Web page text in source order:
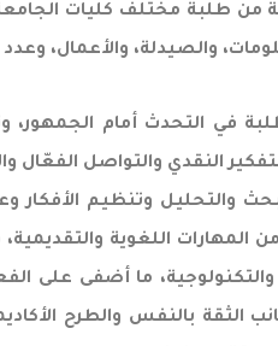
والصيدلة، والأعمال،
في التحدث أمام
النقدي والتواصل
والتحليل وتنظيم الأفكار
اللغوية
والتكنولوجية، ما أضفى على
الثقة بالنفس والطرح